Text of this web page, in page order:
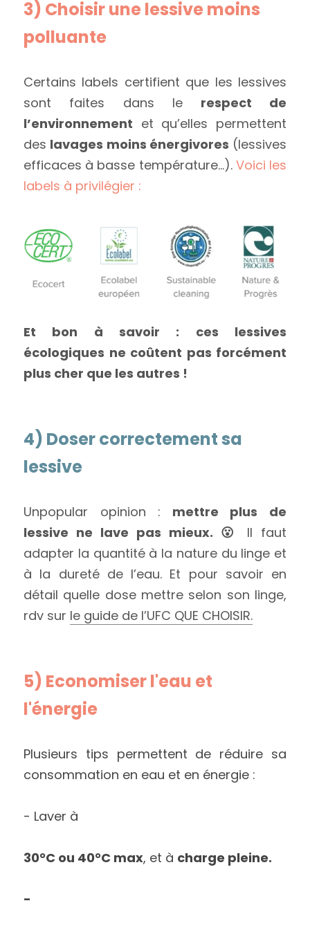
3) Choisir une lessive moins
polluante
Certains labels certifient que les lessives
sont faites dans le respect de
l’environnement et qu’elles permettent
des lavages moins énergivores (lessives
efficaces à basse température…). Voici les
labels à privilégier :
Et bon à savoir : ces lessives
écologiques ne coûtent pas forcément
plus cher que les autres !
4) Doser correctement sa
lessive
Unpopular opinion : mettre plus de
lessive ne lave pas mieux. 😮
Il faut
adapter la quantité à la nature du linge et
à la dureté de l’eau. Et pour savoir en
détail quelle dose mettre selon son linge,
rdv sur le guide de l’UFC QUE CHOISIR.
5) Economiser l'eau et
l'énergie
Plusieurs tips permettent de réduire sa
consommation en eau et en énergie :
- Laver à
30°C ou 40°C max, et à charge pleine.
-